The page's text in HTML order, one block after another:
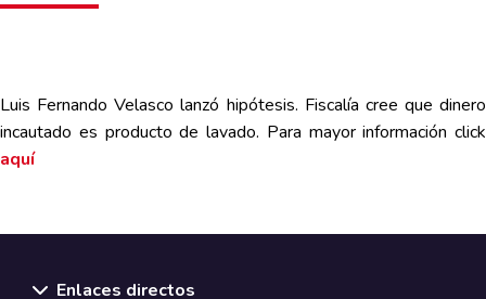
Luis Fernando Velasco lanzó hipótesis. Fiscalía cree que dinero
incautado es producto de lavado. Para mayor información click
aquí
Enlaces directos